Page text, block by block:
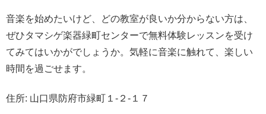
音楽を始めたいけど、どの教室が良いか分からない方は、
ぜひタマシゲ楽器緑町センターで無料体験レッスンを受け
てみてはいかがでしょうか。気軽に音楽に触れて、楽しい
時間を過ごせます。
住所: 山口県防府市緑町１-２-１７